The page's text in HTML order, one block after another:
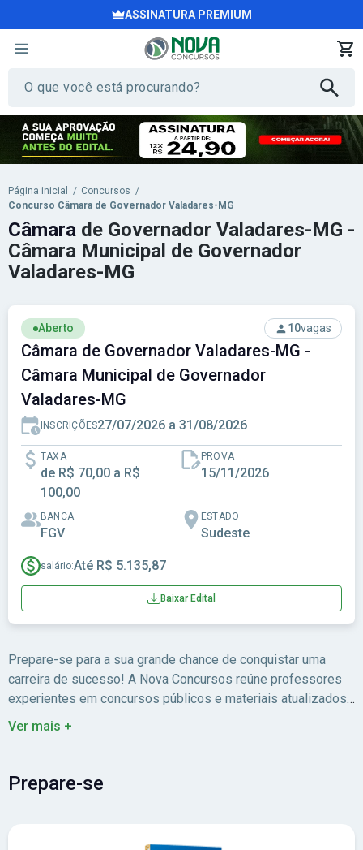
ASSINATURA PREMIUM
Página inicial / Concursos /
Concurso Câmara de Governador Valadares-MG
Aberto 10vagas
Câmara de Governador Valadares-MG -
Câmara Municipal de Governador
Valadares-MG
INSCRIÇÕES27/07/2026 a 31/08/2026
TAXA
de R$ 70,00 a R$
100,00
PROVA
15/11/2026
BANCA
FGV
ESTADO
Sudeste
salário:Até R$ 5.135,87
Baixar Edital
Câmara de Governador Valadares-MG -
Câmara Municipal de Governador
Valadares-MG
Prepare-se para a sua grande chance de conquistar uma
carreira de sucesso! A Nova Concursos reúne professores
experientes em concursos públicos e materiais atualizados
para você estudar com foco no edital.
Ver mais +
Prepare-se